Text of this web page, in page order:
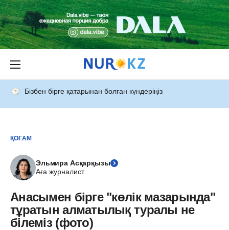
Бізбен бірге қатарынан болған күндеріңіз
ҚОҒАМ
Эльмира Асқарқызы
Аға журналист
Анасымен бірге "көлік мазарында"
тұратын алматылық туралы не
білеміз (фото)